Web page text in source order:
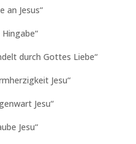
an Jesus“
durch Gottes Liebe“
Jesu“
Jesu“
Jesu“